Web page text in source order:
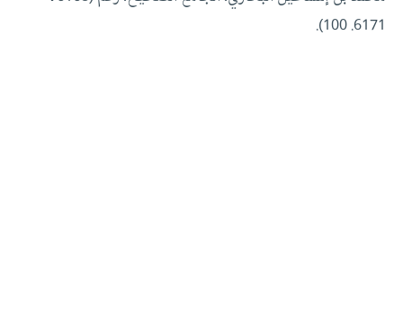
6171. 100).